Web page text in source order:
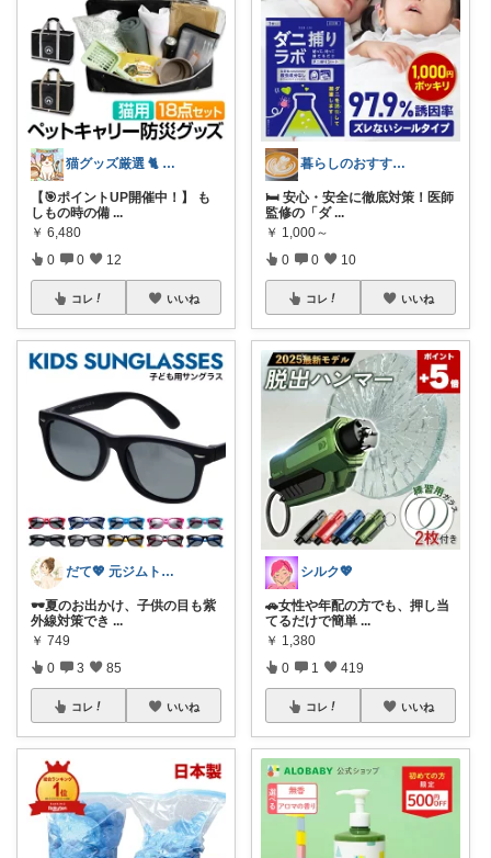
猫グッズ厳選 🐈 にゃん具市場 🌈
【🎯ポイントUP開催中！】 も
しもの時の備 ...
￥ 6,480
0 0 12
コレ いいね
だて💖 元ジムトレーナーママ子育て美容
🕶️夏のお出かけ、子供の目も紫
外線対策でき ...
￥ 749
0 3 85
コレ いいね
暮らしのおすすめROOM
🛏️ 安心・安全に徹底対策！医師
監修の「ダ ...
￥ 1,000～
0 0 10
コレ いいね
シルク💖
🚗女性や年配の方でも、押し当
てるだけで簡単 ...
￥ 1,380
0 1 419
コレ いいね